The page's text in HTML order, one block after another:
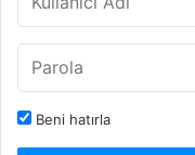
Beni hatırla